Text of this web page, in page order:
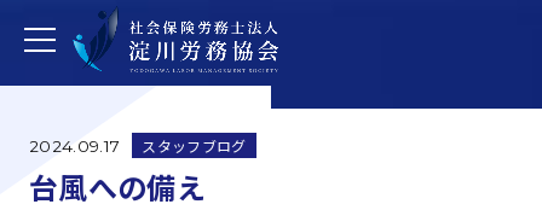
2024.09.17 スタッフブログ
台風への備え